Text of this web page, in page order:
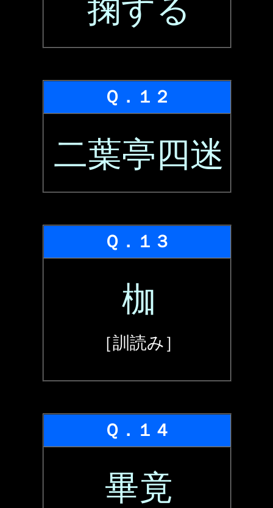
掬する
Ｑ．１２
二葉亭四迷
Ｑ．１３
枷
［訓読み］
Ｑ．１４
畢竟